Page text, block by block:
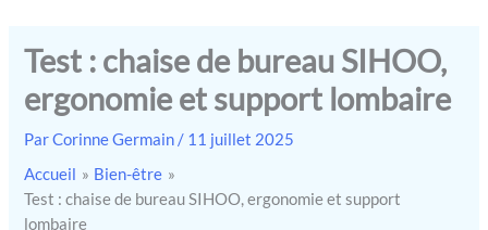
Test : chaise de bureau SIHOO,
ergonomie et support lombaire
ParCorinne Germain / 11 juillet 2025
Accueil
Bien-être
Test : chaise de bureau SIHOO, ergonomie et support
lombaire